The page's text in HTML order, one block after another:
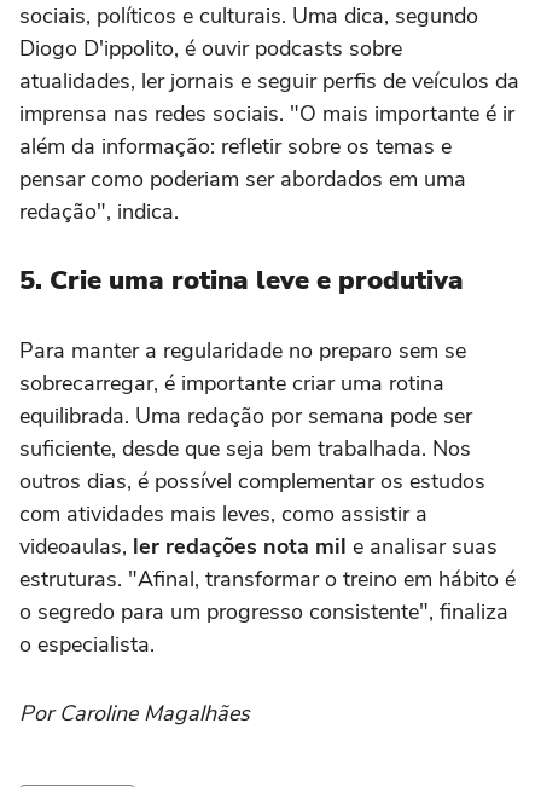
sociais, políticos e culturais. Uma dica, segundo
Diogo D'ippolito, é ouvir podcasts sobre
atualidades, ler jornais e seguir perfis de veículos da
imprensa nas redes sociais. "O mais importante é ir
além da informação: refletir sobre os temas e
pensar como poderiam ser abordados em uma
redação", indica.
5. Crie uma rotina leve e produtiva
Para manter a regularidade no preparo sem se
sobrecarregar, é importante criar uma rotina
equilibrada. Uma redação por semana pode ser
suficiente, desde que seja bem trabalhada. Nos
outros dias, é possível complementar os estudos
com atividades mais leves, como assistir a
videoaulas, ler redações nota mil e analisar suas
estruturas. "Afinal, transformar o treino em hábito é
o segredo para um progresso consistente", finaliza
o especialista.
Por Caroline Magalhães